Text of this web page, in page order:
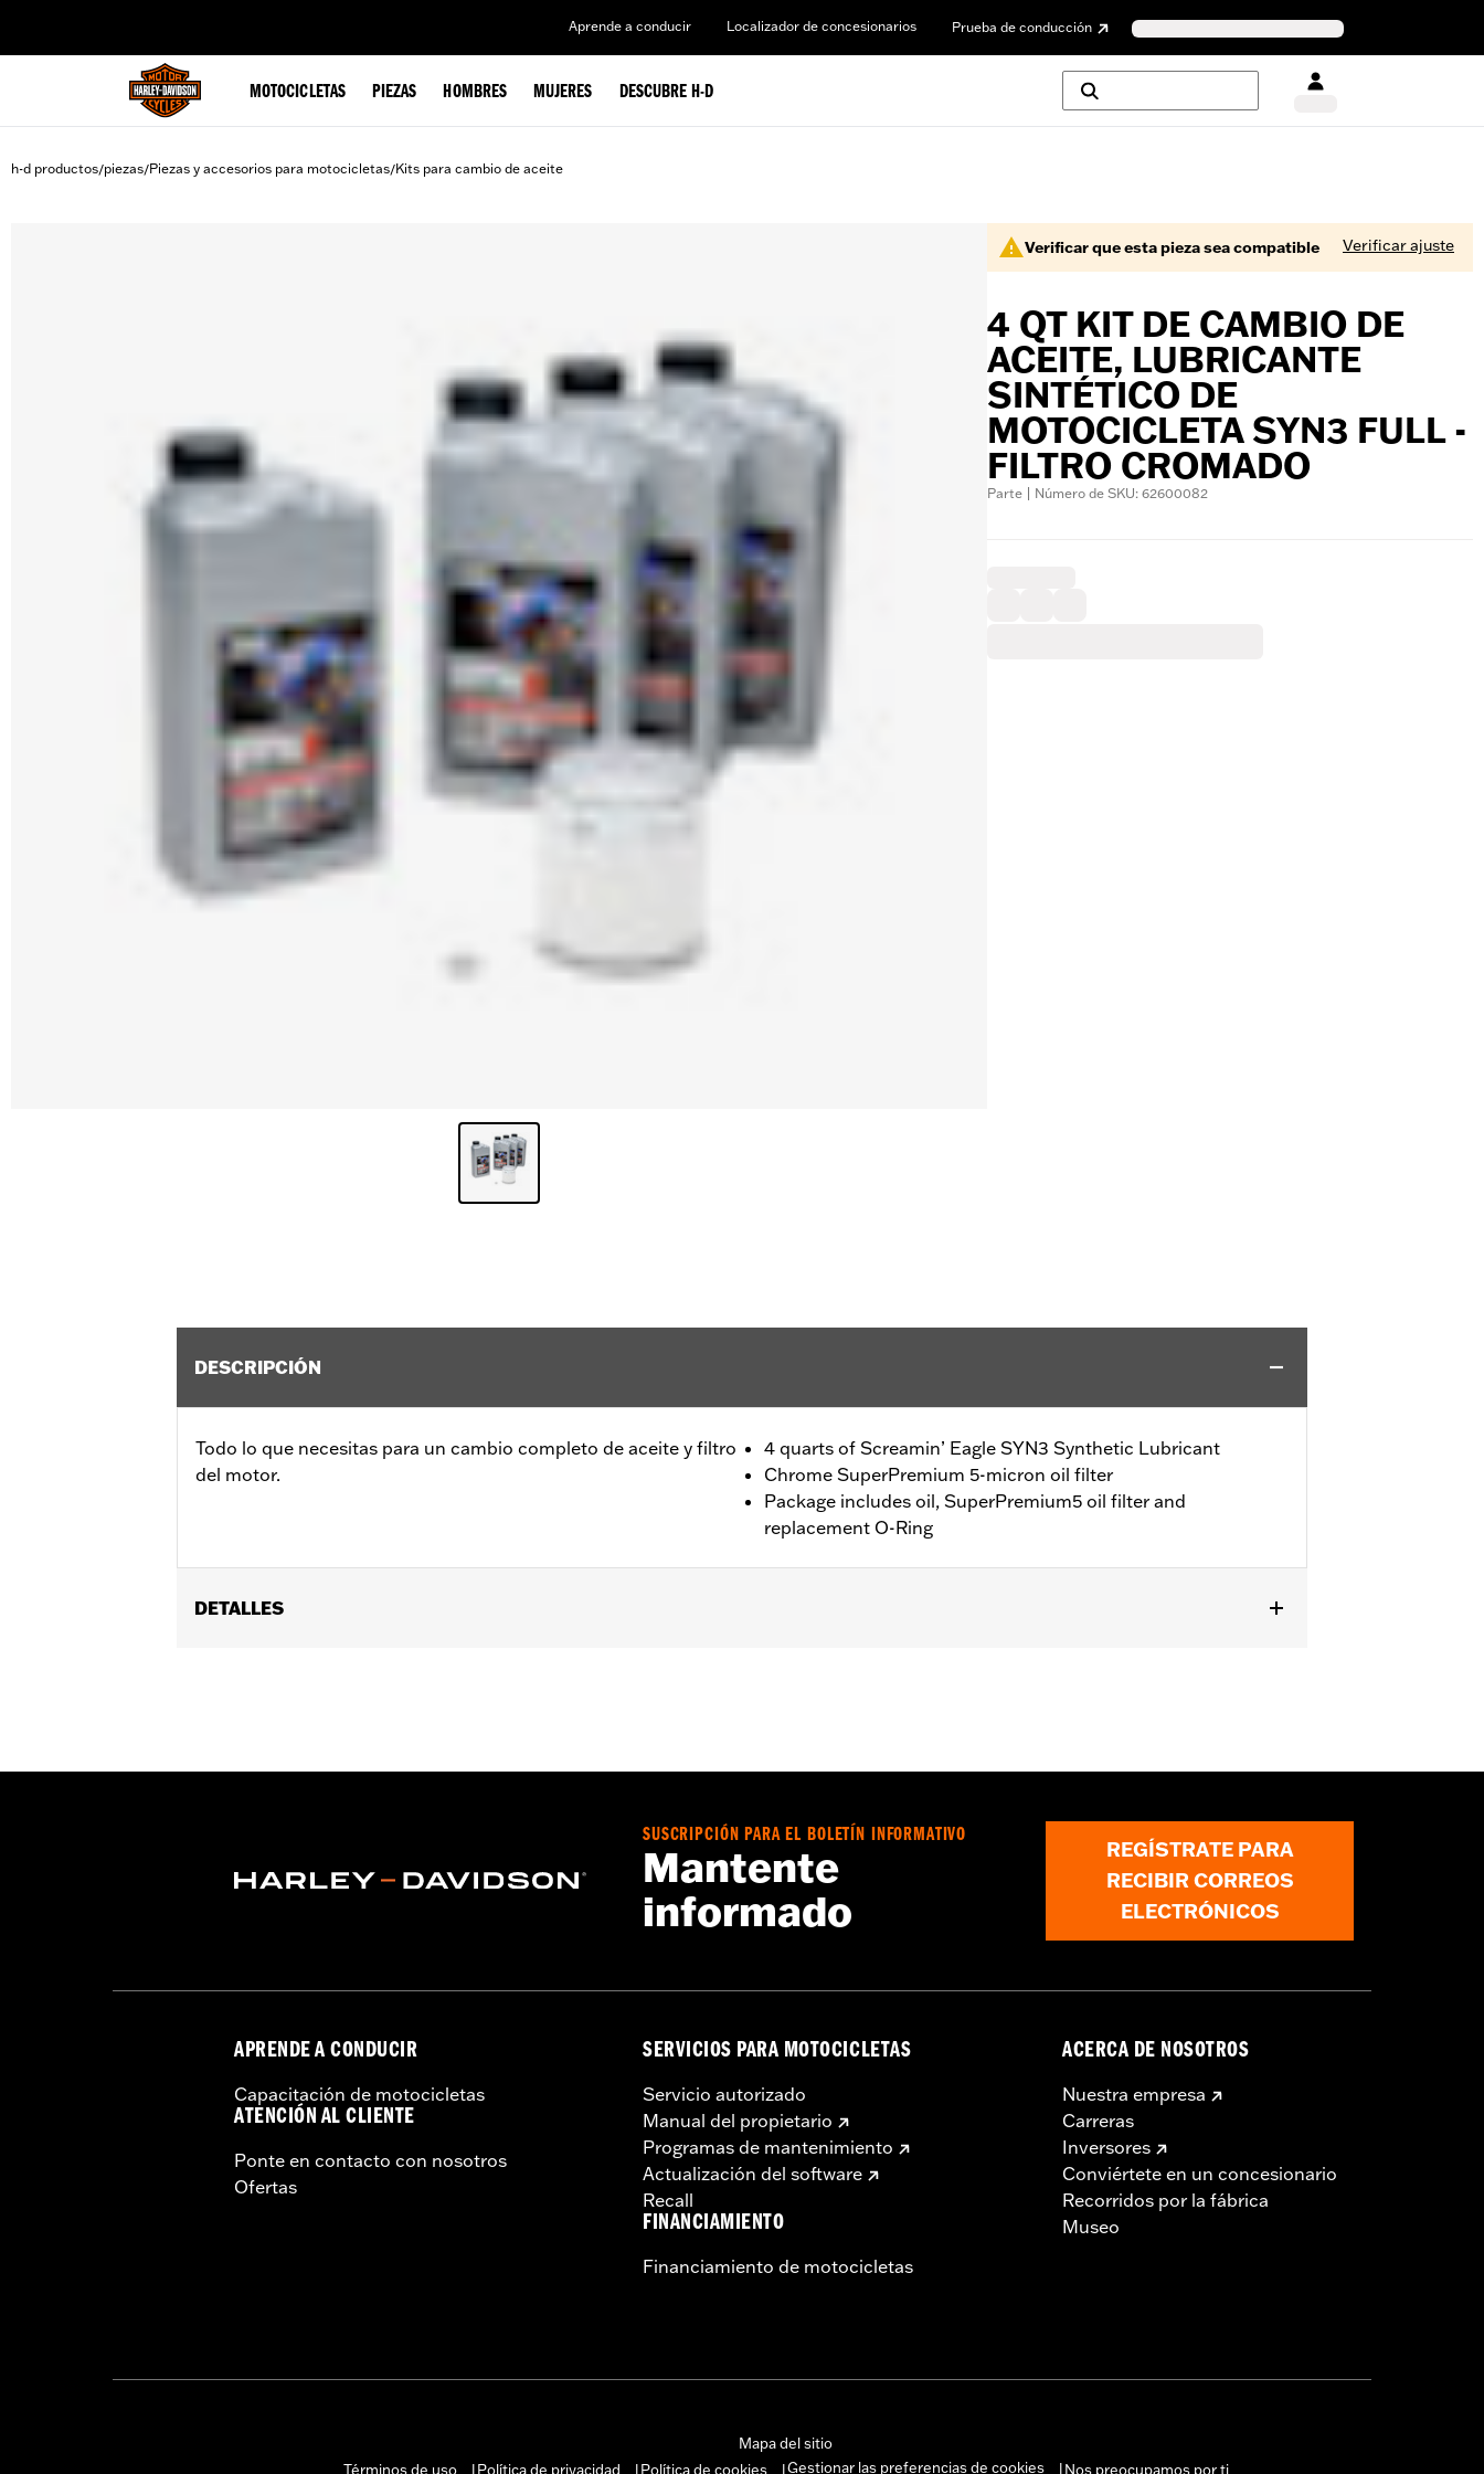
Aprende a conducir Localizador de concesionarios Prueba de conducción
MOTOCICLETAS PIEZAS HOMBRES MUJERES DESCUBRE H-D
h-d productos/piezas/Piezas y accesorios para motocicletas/Kits para cambio de aceite
Verificar que esta pieza sea compatible Verificar ajuste
4 QT KIT DE CAMBIO DE
ACEITE, LUBRICANTE
SINTÉTICO DE
MOTOCICLETA SYN3 FULL -
FILTRO CROMADO
Parte | Número de SKU: 62600082
DESCRIPCIÓN
Todo lo que necesitas para un cambio completo de aceite y filtro
del motor.
4 quarts of Screamin’ Eagle SYN3 Synthetic Lubricant
Chrome SuperPremium 5-micron oil filter
Package includes oil, SuperPremium5 oil filter and
replacement O-Ring
DETALLES
SUSCRIPCIÓN PARA EL BOLETÍN INFORMATIVO
Mantente
informado
REGÍSTRATE PARA
RECIBIR CORREOS
ELECTRÓNICOS
APRENDE A CONDUCIR
Capacitación de motocicletas
ATENCIÓN AL CLIENTE
Ponte en contacto con nosotros
Ofertas
SERVICIOS PARA MOTOCICLETAS
Servicio autorizado
Manual del propietario
Programas de mantenimiento
Actualización del software
Recall
FINANCIAMIENTO
Financiamiento de motocicletas
ACERCA DE NOSOTROS
Nuestra empresa
Carreras
Inversores
Conviértete en un concesionario
Recorridos por la fábrica
Museo
Mapa del sitio
Términos de uso
Política de privacidad Política de cookies Gestionar las preferencias de cookies Nos preocupamos por ti